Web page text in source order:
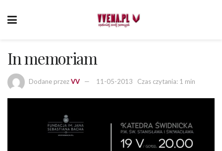
In memoriam
Dodane przezVV 11-05-2013 Czas czytania: 1 min